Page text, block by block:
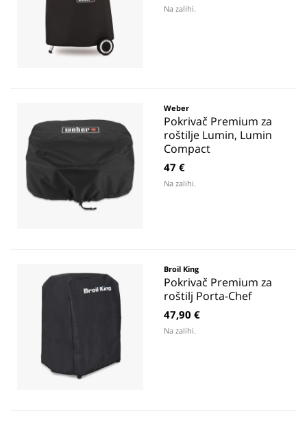
Na zalihi.
Weber
Pokrivač Premium za
roštilje Lumin, Lumin
Compact
47 €
Na zalihi.
Broil King
Pokrivač Premium za
roštilj Porta-Chef
47,90 €
Na zalihi.